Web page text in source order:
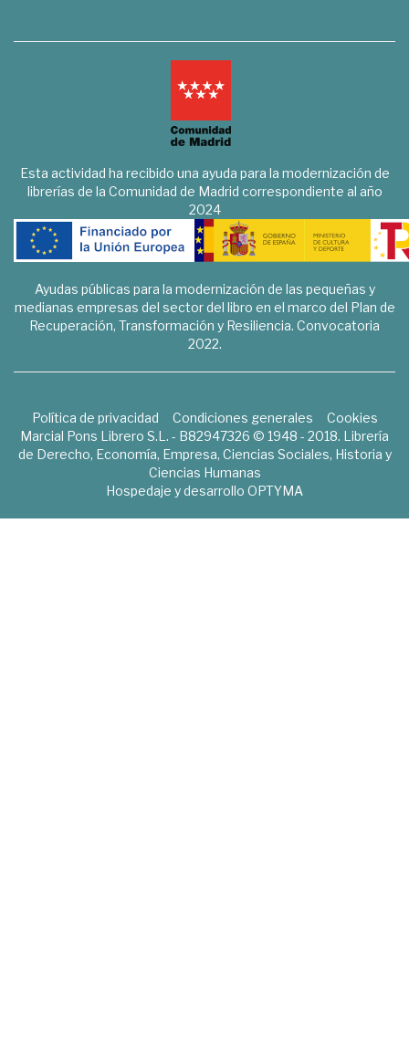
Esta actividad ha recibido una ayuda para la modernización de
librerías de la Comunidad de Madrid correspondiente al año
2024
Ayudas públicas para la modernización de las pequeñas y
medianas empresas del sector del libro en el marco del Plan de
Recuperación, Transformación y Resiliencia. Convocatoria
2022.
Política de privacidad Condiciones generales
Cookies
Marcial Pons Librero S.L. - B82947326 © 1948 - 2018. Librería
de Derecho, Economía, Empresa, Ciencias Sociales, Historia y
Ciencias Humanas
Hospedaje y desarrollo OPTYMA